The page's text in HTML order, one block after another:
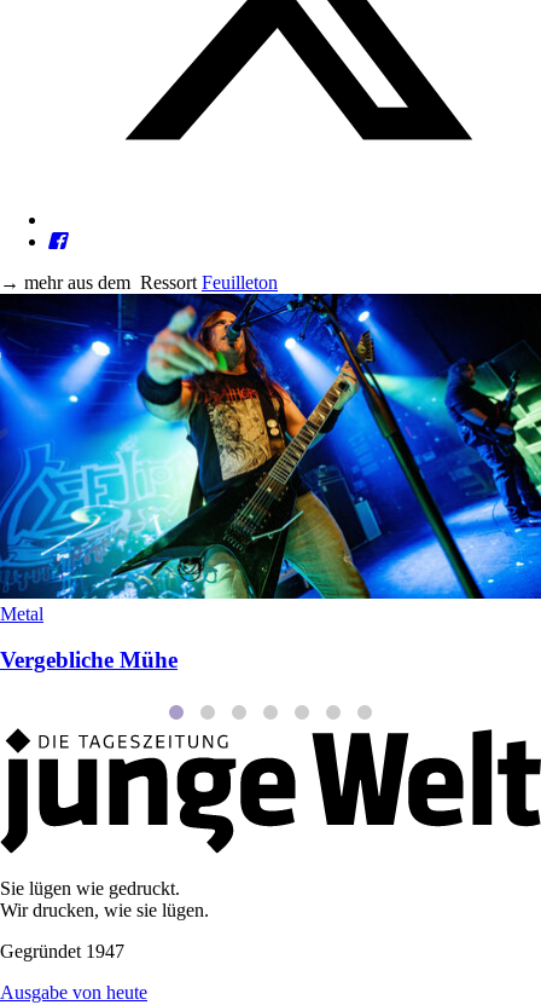
→ mehr aus dem Ressort Feuilleton
Metal
Vergebliche Mühe
Sie lügen wie gedruckt.
Wir drucken, wie sie lügen.
Gegründet 1947
Ausgabe von heute